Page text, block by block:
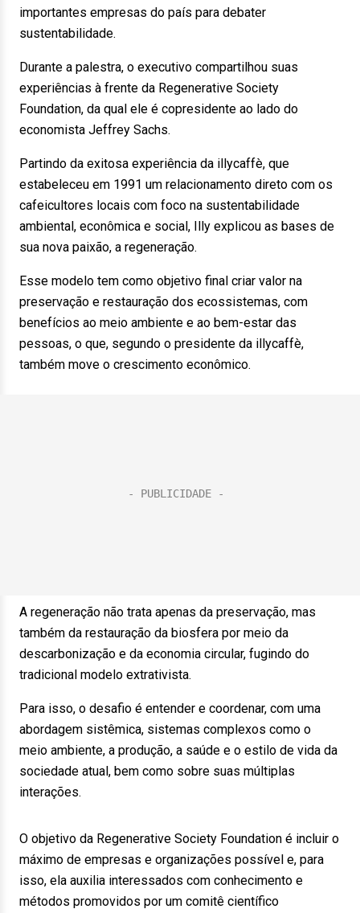
importantes empresas do país para debater
sustentabilidade.
Durante a palestra, o executivo compartilhou suas
experiências à frente da Regenerative Society
Foundation, da qual ele é copresidente ao lado do
economista Jeffrey Sachs.
Partindo da exitosa experiência da illycaffè, que
estabeleceu em 1991 um relacionamento direto com os
cafeicultores locais com foco na sustentabilidade
ambiental, econômica e social, Illy explicou as bases de
sua nova paixão, a regeneração.
Esse modelo tem como objetivo final criar valor na
preservação e restauração dos ecossistemas, com
benefícios ao meio ambiente e ao bem-estar das
pessoas, o que, segundo o presidente da illycaffè,
também move o crescimento econômico.
A regeneração não trata apenas da preservação, mas
também da restauração da biosfera por meio da
descarbonização e da economia circular, fugindo do
tradicional modelo extrativista.
Para isso, o desafio é entender e coordenar, com uma
abordagem sistêmica, sistemas complexos como o
meio ambiente, a produção, a saúde e o estilo de vida da
sociedade atual, bem como sobre suas múltiplas
interações.
O objetivo da Regenerative Society Foundation é incluir o
máximo de empresas e organizações possível e, para
isso, ela auxilia interessados com conhecimento e
métodos promovidos por um comitê científico